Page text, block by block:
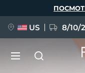
US 8/10/